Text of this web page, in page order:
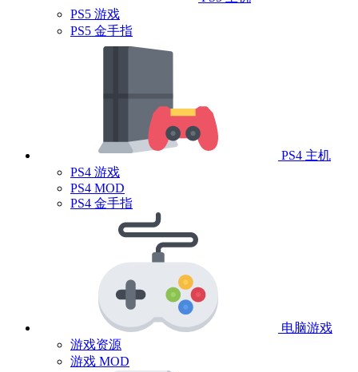
PS5 游戏
PS5 金手指
PS4 主机
PS4 游戏
PS4 MOD
PS4 金手指
电脑游戏
游戏资源
游戏 MOD